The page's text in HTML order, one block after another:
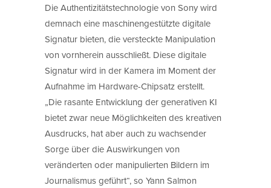
Die Authentizitätstechnologie von Sony wird
demnach eine maschinengestützte digitale
Signatur bieten, die versteckte Manipulation
von vornherein ausschließt. Diese digitale
Signatur wird in der Kamera im Moment der
Aufnahme im Hardware-Chipsatz erstellt.
„Die rasante Entwicklung der generativen KI
bietet zwar neue Möglichkeiten des kreativen
Ausdrucks, hat aber auch zu wachsender
Sorge über die Auswirkungen von
veränderten oder manipulierten Bildern im
Journalismus geführt“, so Yann Salmon